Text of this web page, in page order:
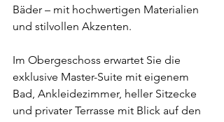
Bäder – mit hochwertigen Materialien
und stilvollen Akzenten.
Im Obergeschoss erwartet Sie die
exklusive Master-Suite mit eigenem
Bad, Ankleidezimmer, heller Sitzecke
und privater Terrasse mit Blick auf den